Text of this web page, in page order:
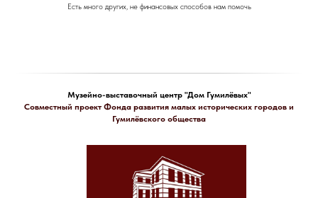
Есть много других, не финансовых способов нам помочь
Музейно-выставочный центр "Дом Гумилёвых"
Совместный проект Фонда развития малых исторических городов и
Гумилёвского общества